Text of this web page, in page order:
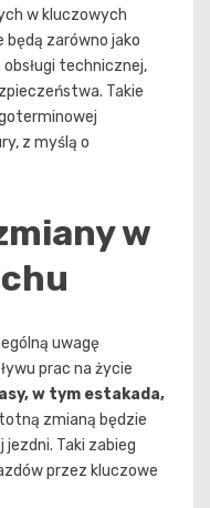
w kluczowych
będą zarówno jako
technicznej,
Takie
z myślą o
w
uwagę
prac na życie
w tym estakada,
zmianą będzie
jezdni. Taki zabieg
przez kluczowe